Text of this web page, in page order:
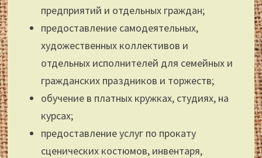
предприятий и отдельных граждан;
предоставление самодеятельных,
художественных коллективов и
отдельных исполнителей для семейных и
гражданских праздников и торжеств;
обучение в платных кружках, студиях, на
курсах;
предоставление услуг по прокату
сценических костюмов, инвентаря,